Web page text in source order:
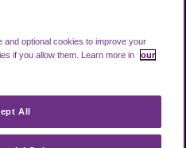
optional cookies to improve your
if you allow them. Learn more in
our
All